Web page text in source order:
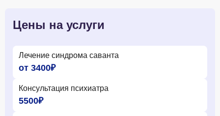
Цены на услуги
Лечение синдрома саванта
от 3400₽
Консультация психиатра
5500₽